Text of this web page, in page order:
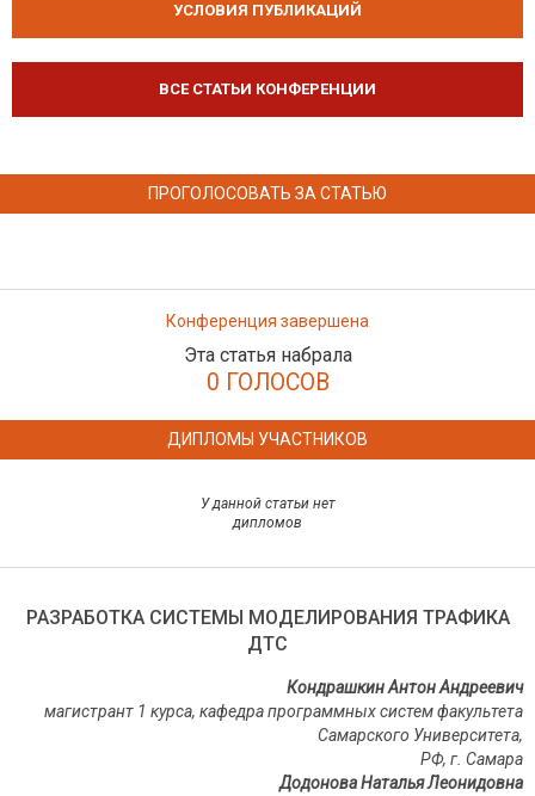
УСЛОВИЯ ПУБЛИКАЦИЙ
ВСЕ СТАТЬИ КОНФЕРЕНЦИИ
ПРОГОЛОСОВАТЬ ЗА СТАТЬЮ
Конференция завершена
Эта статья набрала
0 ГОЛОСОВ
ДИПЛОМЫ УЧАСТНИКОВ
У данной статьи нет
дипломов
РАЗРАБОТКА СИСТЕМЫ МОДЕЛИРОВАНИЯ ТРАФИКА
ДТС
Кондрашкин Антон Андреевич
магистрант 1 курса, кафедра программных систем факультета
Самарского Университета,
РФ, г. Самара
Додонова Наталья Леонидовна